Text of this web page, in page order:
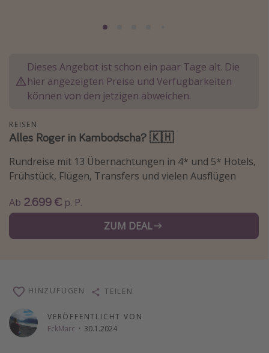
Kefalonia Urlaub
Krabi Urlaub
Sri Lanka Rundreise
Alle Reisethemen
Wochenendtrip
Strandurlaub
Dieses Angebot ist schon ein paar Tage alt. Die
hier angezeigten Preise und Verfügbarkeiten
können von den jetzigen abweichen.
REISEN
Alles Roger in Kambodscha? 🇰🇭
Rundreise mit 13 Übernachtungen in 4* und 5* Hotels,
Frühstück, Flügen, Transfers und vielen Ausflügen
Ab 2.699 € p. P.
ZUM DEAL
VERÖFFENTLICHT VON
EckMarc · 30.1.2024
HINZUFÜGEN TEILEN